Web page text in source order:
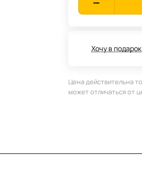
Хочу в подарок
Цена действительна
может отличаться от